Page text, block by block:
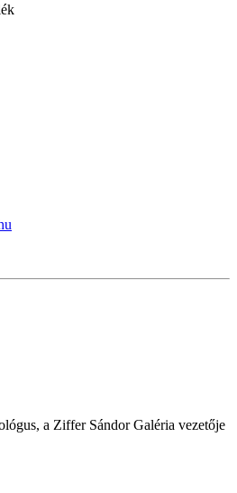
a Ziffer Sándor Galéria vezetője